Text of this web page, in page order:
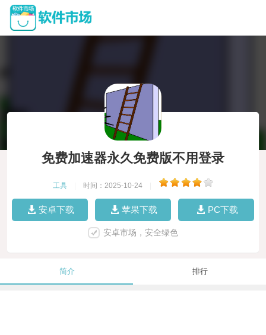
免费加速器永久免费版不用登录
工具 时间：2025-10-24
安卓下载 苹果下载 PC下载
安卓市场，安全绿色
简介 排行